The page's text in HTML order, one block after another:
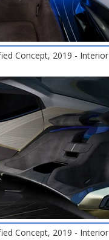
Concept, 2019 - Interior
Concept, 2019 - Interior